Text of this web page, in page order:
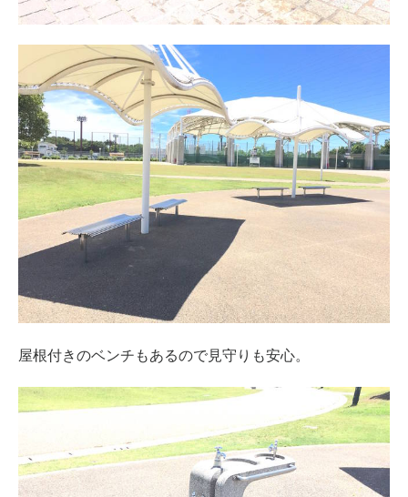
屋根付きのベンチもあるので見守りも安心。